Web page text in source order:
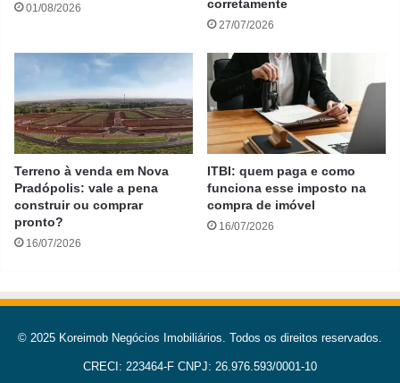
01/08/2026
corretamente
27/07/2026
Terreno à venda em Nova
Pradópolis: vale a pena
construir ou comprar
pronto?
16/07/2026
ITBI: quem paga e como
funciona esse imposto na
compra de imóvel
16/07/2026
© 2025 Koreimob Negócios Imobiliários. Todos os direitos reservados.
CRECI: 223464-F CNPJ: 26.976.593/0001-10